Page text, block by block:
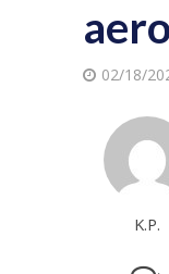
02/18/
K.P.